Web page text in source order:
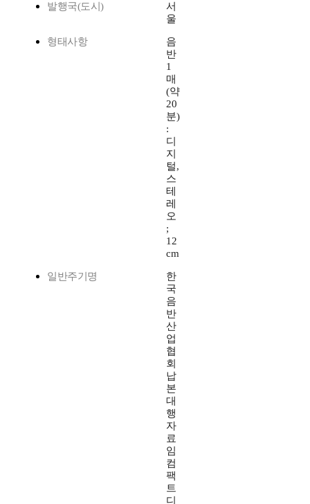
발행국(도시)
서
울
형태사항
음
반
1
매
(약
20
분)
:
디
지
털,
스
테
레
오
;
12
cm
일반주기명
한
국
음
반
산
업
협
회
납
본
대
행
자
료
임
컴
팩
트
디